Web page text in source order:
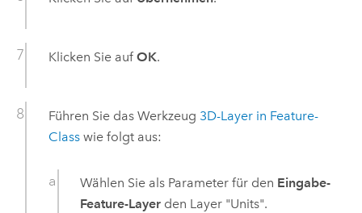
Klicken Sie auf OK.
Führen Sie das Werkzeug 3D-Layer in Feature-
Classwie folgt aus:
Wählen Sie als Parameter für den Eingabe-
Feature-Layer den Layer "Units".